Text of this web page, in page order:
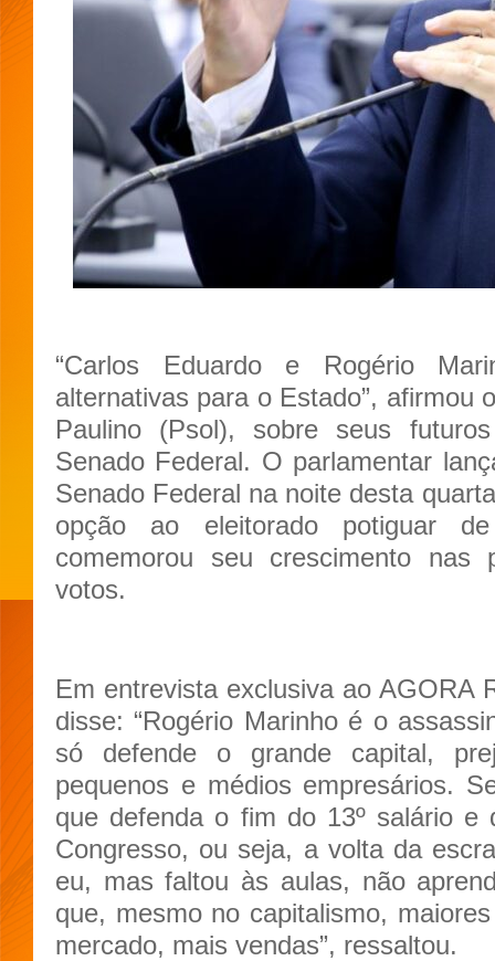
“Carlos Eduardo e Rogério
alternativas para o Estado”, afirmou
Paulino (Psol), sobre seus
Senado Federal. O parlamentar
Senado Federal na noite desta
opção ao eleitorado potiguar
comemorou seu crescimento nas
votos.
Em entrevista exclusiva ao AGORA
disse: “Rogério Marinho é o
só defende o grande capital,
pequenos e médios empresários.
que defenda o fim do 13º salário e
Congresso, ou seja, a volta da
eu, mas faltou às aulas, não
que, mesmo no capitalismo,
mercado, mais vendas”, ressaltou.